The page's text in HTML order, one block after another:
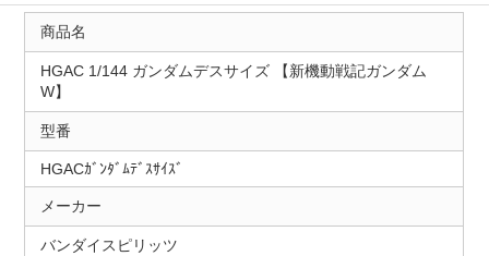
商品名
HGAC 1/144 ガンダムデスサイズ 【新機動戦記ガンダム
W】
型番
HGACｶﾞﾝﾀﾞﾑﾃﾞｽｻｲｽﾞ
メーカー
バンダイスピリッツ